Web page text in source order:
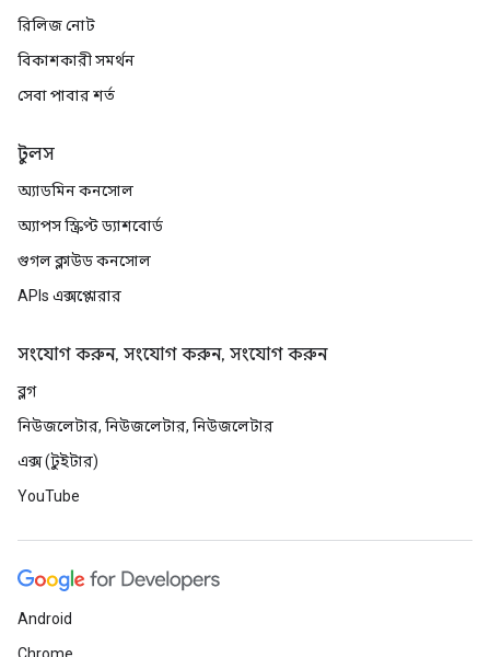
রিলিজ নোট
বিকাশকারী সমর্থন
সেবা পাবার শর্ত
টুলস
অ্যাডমিন কনসোল
অ্যাপস স্ক্রিপ্ট ড্যাশবোর্ড
গুগল ক্লাউড কনসোল
APIs এক্সপ্লোরার
সংযোগ করুন, সংযোগ করুন, সংযোগ করুন
ব্লগ
নিউজলেটার, নিউজলেটার, নিউজলেটার
এক্স (টুইটার)
YouTube
Android